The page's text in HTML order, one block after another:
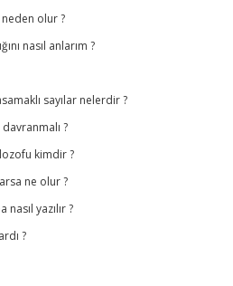
neden olur ?
nasıl anlarım ?
sayılar nelerdir ?
?
kimdir ?
ne olur ?
yazılır ?
?